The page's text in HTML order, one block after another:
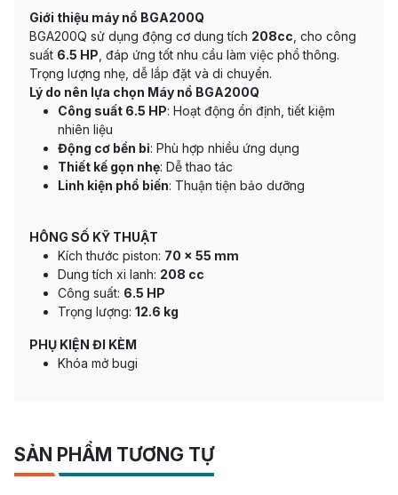
Giới thiệu máy nổ BGA200Q
BGA200Q sử dụng động cơ dung tích 208cc , cho công
suất 6.5 HP , đáp ứng tốt nhu cầu làm việc phổ thông.
Trọng lượng nhẹ, dễ lắp đặt và di chuyển.
Lý do nên lựa chọn Máy nổ BGA200Q
Công suất 6.5 HP: Hoạt động ổn định, tiết kiệm
nhiên liệu
Động cơ bền bỉ: Phù hợp nhiều ứng dụng
Thiết kế gọn nhẹ: Dễ thao tác
Linh kiện phổ biến: Thuận tiện bảo dưỡng
HÔNG SỐ KỸ THUẬT
Kích thước piston: 70 × 55 mm
Dung tích xi lanh: 208 cc
Công suất: 6.5 HP
Trọng lượng:12.6 kg
PHỤ KIỆN ĐI KÈM
Khóa mở bugi
SẢN PHẨM TƯƠNG TỰ